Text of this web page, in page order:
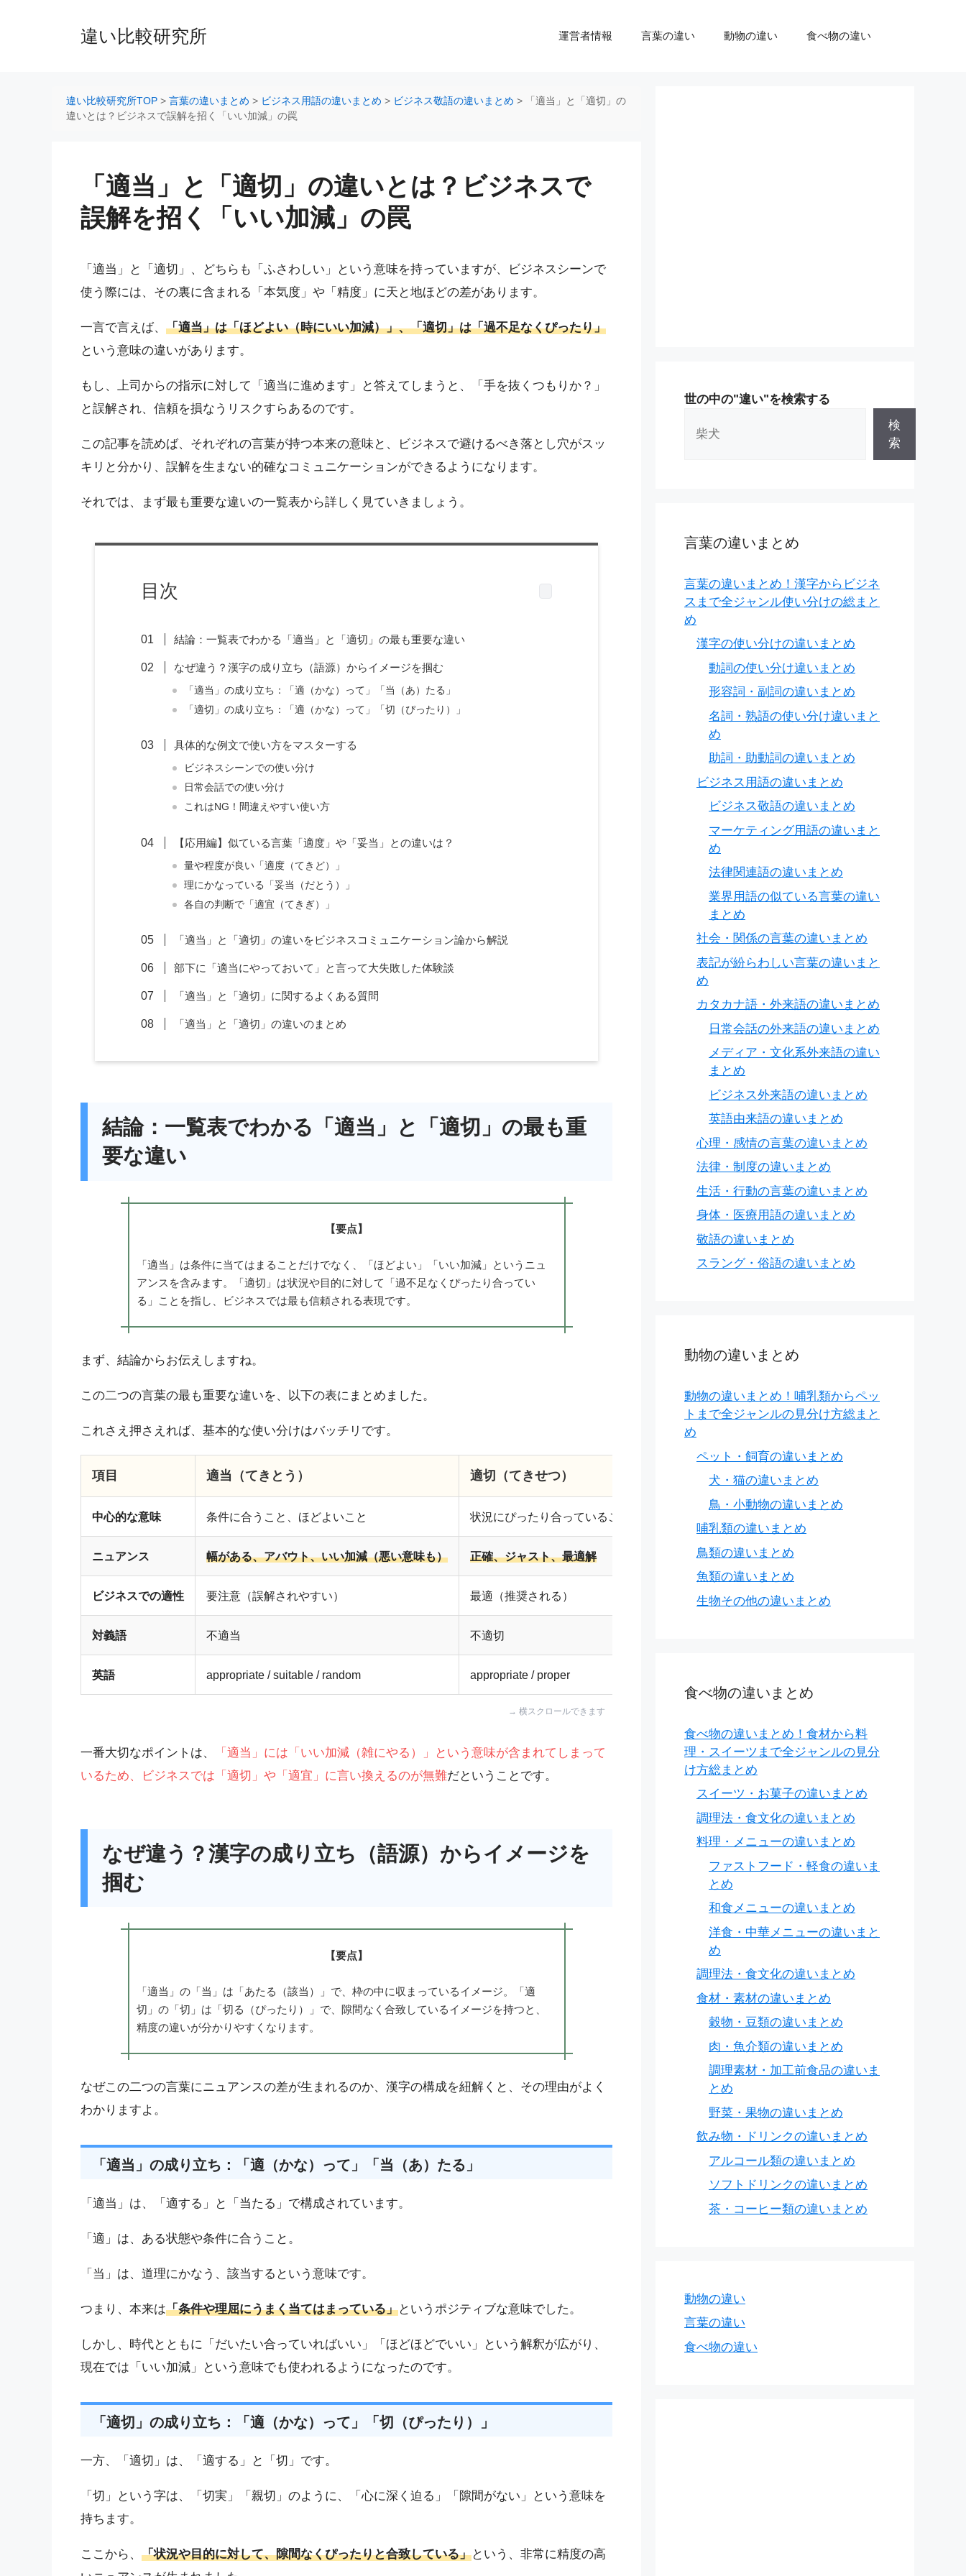
違い比較研究所 運営者情報 言葉の違い 動物の違い 食べ物の違い
違い比較研究所TOP > 言葉の違いまとめ > ビジネス用語の違いまとめ > ビジネス敬語の違いまとめ >
「適当」と「適切」の
違いとは？ビジネスで誤解を招く「いい加減」の罠
「適当」と「適切」の違いとは？ビジネスで
誤解を招く「いい加減」の罠
「適当」と「適切」、どちらも「ふさわしい」という意味を持っていますが、ビジネスシーンで
使う際には、その裏に含まれる「本気度」や「精度」に天と地ほどの差があります。
一言で言えば、 「適当」は「ほどよい（時にいい加減）」、「適切」は「過不足なくぴったり」
という意味の違いがあります。
もし、上司からの指示に対して「適当に進めます」と答えてしまうと、「手を抜くつもりか？」
と誤解され、信頼を損なうリスクすらあるのです。
この記事を読めば、それぞれの言葉が持つ本来の意味と、ビジネスで避けるべき落とし穴がスッ
キリと分かり、誤解を生まない的確なコミュニケーションができるようになります。
それでは、まず最も重要な違いの一覧表から詳しく見ていきましょう。
目次
結論：一覧表でわかる「適当」と「適切」の最も重要な違い
なぜ違う？漢字の成り立ち（語源）からイメージを掴む
「適当」の成り立ち：「適（かな）って」「当（あ）たる」
「適切」の成り立ち：「適（かな）って」「切（ぴったり）」
具体的な例文で使い方をマスターする
ビジネスシーンでの使い分け
日常会話での使い分け
これはNG！間違えやすい使い方
【応用編】似ている言葉「適度」や「妥当」との違いは？
量や程度が良い「適度（てきど）」
理にかなっている「妥当（だとう）」
各自の判断で「適宜（てきぎ）」
「適当」と「適切」の違いをビジネスコミュニケーション論から解説
部下に「適当にやっておいて」と言って大失敗した体験談
「適当」と「適切」に関するよくある質問
「適当」と「適切」の違いのまとめ
結論：一覧表でわかる「適当」と「適切」の最も重
要な違い
【要点】
「適当」は条件に当てはまることだけでなく、「ほどよい」「いい加減」というニュ
アンスを含みます。「適切」は状況や目的に対して「過不足なくぴったり合ってい
る」ことを指し、ビジネスでは最も信頼される表現です。
まず、結論からお伝えしますね。
この二つの言葉の最も重要な違いを、以下の表にまとめました。
これさえ押さえれば、基本的な使い分けはバッチリです。
項目 適当（てきとう） 適切（てきせつ）
中心的な意味 条件に合うこと、ほどよいこと 状況にぴったり合っていること
ニュアンス 幅がある、アバウト、いい加減（悪い意味も） 正確、ジャスト、最適解
ビジネスでの適性 要注意（誤解されやすい） 最適（推奨される）
対義語 不適当 不適切
英語 appropriate / suitable / random appropriate / proper
一番大切なポイントは、
「適当」には「いい加減（雑にやる）」という意味が含まれてしまって
いるため、ビジネスでは「適切」や「適宜」に言い換えるのが無難だということです。
なぜ違う？漢字の成り立ち（語源）からイメージを
掴む
【要点】
「適当」の「当」は「あたる（該当）」で、枠の中に収まっているイメージ。「適
切」の「切」は「切る（ぴったり）」で、隙間なく合致しているイメージを持つと、
精度の違いが分かりやすくなります。
なぜこの二つの言葉にニュアンスの差が生まれるのか、漢字の構成を紐解くと、その理由がよく
わかりますよ。
「適当」の成り立ち：「適（かな）って」「当（あ）たる」
「適当」は、「適する」と「当たる」で構成されています。
「適」は、ある状態や条件に合うこと。
「当」は、道理にかなう、該当するという意味です。
つまり、本来は「条件や理屈にうまく当てはまっている」というポジティブな意味でした。
しかし、時代とともに「だいたい合っていればいい」「ほどほどでいい」という解釈が広がり、
現在では「いい加減」という意味でも使われるようになったのです。
「適切」の成り立ち：「適（かな）って」「切（ぴったり）」
一方、「適切」は、「適する」と「切」です。
「切」という字は、「切実」「親切」のように、「心に深く迫る」「隙間がない」という意味を
持ちます。
ここから、 「状況や目的に対して、隙間なくぴったりと合致している」という、非常に精度の高
世の中の"違い"を検索する
検
索
言葉の違いまとめ
言葉の違いまとめ！漢字からビジネ
スまで全ジャンル使い分けの総まと
め
漢字の使い分けの違いまとめ
動詞の使い分け違いまとめ
形容詞・副詞の違いまとめ
名詞・熟語の使い分け違いまと
め
助詞・助動詞の違いまとめ
ビジネス用語の違いまとめ
ビジネス敬語の違いまとめ
マーケティング用語の違いまと
め
法律関連語の違いまとめ
業界用語の似ている言葉の違い
まとめ
社会・関係の言葉の違いまとめ
表記が紛らわしい言葉の違いまと
め
カタカナ語・外来語の違いまとめ
日常会話の外来語の違いまとめ
メディア・文化系外来語の違い
まとめ
ビジネス外来語の違いまとめ
英語由来語の違いまとめ
心理・感情の言葉の違いまとめ
法律・制度の違いまとめ
生活・行動の言葉の違いまとめ
身体・医療用語の違いまとめ
敬語の違いまとめ
スラング・俗語の違いまとめ
動物の違いまとめ
動物の違いまとめ！哺乳類からペッ
トまで全ジャンルの見分け方総まと
め
ペット・飼育の違いまとめ
犬・猫の違いまとめ
鳥・小動物の違いまとめ
哺乳類の違いまとめ
鳥類の違いまとめ
魚類の違いまとめ
生物その他の違いまとめ
食べ物の違いまとめ
食べ物の違いまとめ！食材から料
理・スイーツまで全ジャンルの見分
け方総まとめ
スイーツ・お菓子の違いまとめ
調理法・食文化の違いまとめ
料理・メニューの違いまとめ
ファストフード・軽食の違いま
とめ
和食メニューの違いまとめ
洋食・中華メニューの違いまと
め
調理法・食文化の違いまとめ
食材・素材の違いまとめ
穀物・豆類の違いまとめ
肉・魚介類の違いまとめ
調理素材・加工前食品の違いま
とめ
野菜・果物の違いまとめ
飲み物・ドリンクの違いまとめ
アルコール類の違いまとめ
ソフトドリンクの違いまとめ
茶・コーヒー類の違いまとめ
動物の違い
言葉の違い
食べ物の違い